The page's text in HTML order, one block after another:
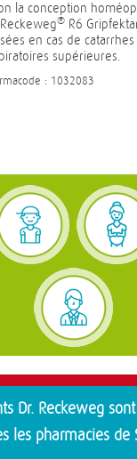
la conception
® R6
en cas de
supérieures.
: 1032083
Dr. Reckeweg
les pharmacies de